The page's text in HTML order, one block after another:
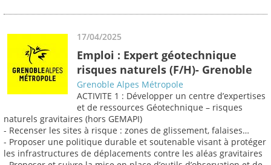
17/04/2025
Emploi : Expert géotechnique
risques naturels (F/H)- Grenoble
Grenoble Alpes Métropole
ACTIVITE 1 : Développer un centre d’expertises
et de ressources Géotechnique – risques
naturels gravitaires (hors GEMAPI)
- Recenser les sites à risque : zones de glissement, falaises…
- Proposer une politique durable et soutenable visant à protéger
les infrastructures de déplacements contre les aléas gravitaires